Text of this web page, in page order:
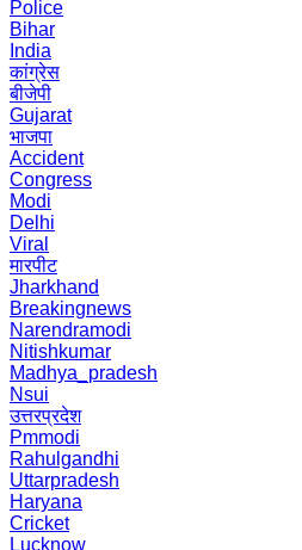
Police
Bihar
India
कांग्रेस
बीजेपी
Gujarat
भाजपा
Accident
Congress
Modi
Delhi
Viral
मारपीट
Jharkhand
Breakingnews
Narendramodi
Nitishkumar
Madhya_pradesh
Nsui
उत्तरप्रदेश
Pmmodi
Rahulgandhi
Uttarpradesh
Haryana
Cricket
Lucknow